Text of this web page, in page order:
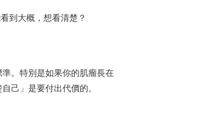
到大概，想看清楚？
。特別是如果你的肌瘤長在
己」是要付出代價的。